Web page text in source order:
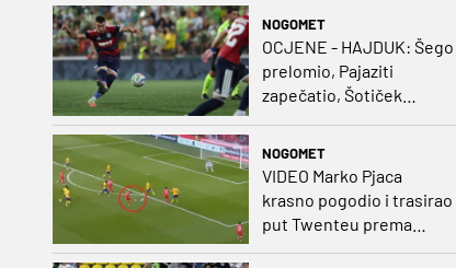
NOGOMET
OCJENE - HAJDUK: Šego
prelomio, Pajaziti
zapečatio, Šotiček
NOGOMET
VIDEO Marko Pjaca
krasno pogodio i trasirao
put Twenteu prema
važnoj pobjedi